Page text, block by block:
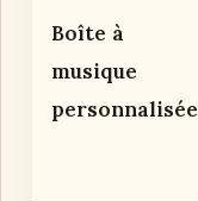
Boîte à
musique
personnalisée